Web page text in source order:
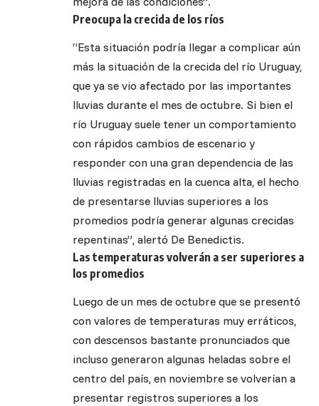
Preocupa la crecida de los ríos
“Esta situación podría llegar a complicar aún
más la situación de la crecida del río Uruguay,
que ya se vio afectado por las importantes
lluvias durante el mes de octubre. Si bien el
río Uruguay suele tener un comportamiento
con rápidos cambios de escenario y
responder con una gran dependencia de las
lluvias registradas en la cuenca alta, el hecho
de presentarse lluvias superiores a los
promedios podría generar algunas crecidas
repentinas”, alertó De Benedictis.
Las temperaturas volverán a ser superiores a
los promedios
Luego de un mes de octubre que se presentó
con valores de temperaturas muy erráticos,
con descensos bastante pronunciados que
incluso generaron algunas heladas sobre el
centro del país, en noviembre se volverían a
presentar registros superiores a los